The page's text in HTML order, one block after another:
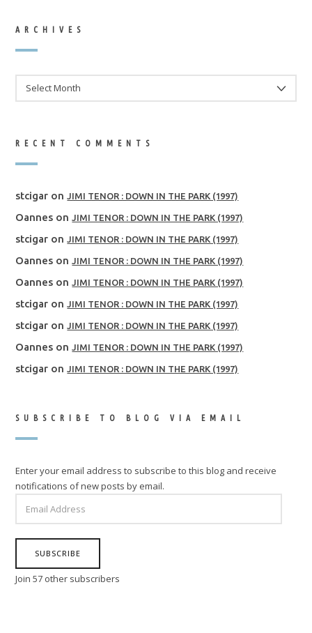
ARCHIVES
RECENT COMMENTS
stcigar on JIMI TENOR : DOWN IN THE PARK (1997)
Oannes on JIMI TENOR : DOWN IN THE PARK (1997)
stcigar on JIMI TENOR : DOWN IN THE PARK (1997)
Oannes on JIMI TENOR : DOWN IN THE PARK (1997)
Oannes on JIMI TENOR : DOWN IN THE PARK (1997)
stcigar on JIMI TENOR : DOWN IN THE PARK (1997)
stcigar on JIMI TENOR : DOWN IN THE PARK (1997)
Oannes on JIMI TENOR : DOWN IN THE PARK (1997)
stcigar on JIMI TENOR : DOWN IN THE PARK (1997)
SUBSCRIBE TO BLOG VIA EMAIL
Enter your email address to subscribe to this blog and receive
notifications of new posts by email.
ADDRESS
SUBSCRIBE
Join 57 other subscribers